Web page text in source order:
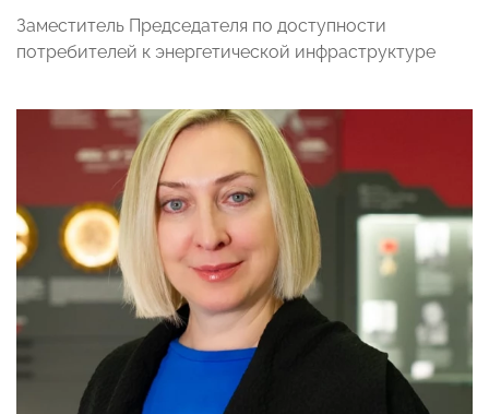
Заместитель Председателя по доступности
потребителей к энергетической инфраструктуре